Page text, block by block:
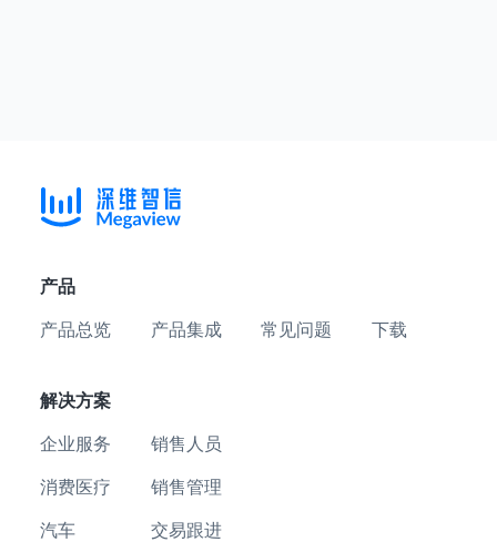
产品
产品总览 产品集成 常见问题 下载
解决方案
企业服务
消费医疗
汽车
销售人员
销售管理
交易跟进